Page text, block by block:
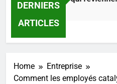
DERNIERS
ARTICLES
Home
Entreprise
Comment les employés